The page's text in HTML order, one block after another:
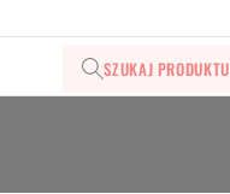
SZUKAJ PRODUKTU